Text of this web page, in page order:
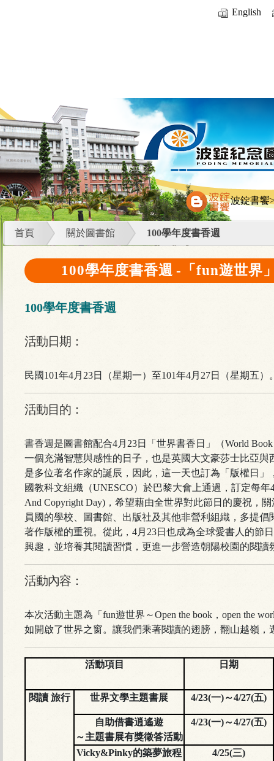
English
波錠書饗
首頁 關於圖書館 100學年度書香週
100學年度書香週 -「fun遊世界
100學年度書香週
活動日期：
民國101年4月23日（星期一）至101年4月27日（星期五）
活動目的：
書香週是圖書館配合4月23日「世界書香日」（World
一個充滿智慧與感性的日子，也是英國大文豪莎士比亞
是多位著名作家的誕辰，因此，這一天也訂為「版權日
國教科文組織（UNESCO）於巴黎大會上通過，訂定每
And Copyright Day)，希望藉由全世界對此節日的慶祝，
員國的學校、圖書館、出版社及其他非營利組織，多提
著作版權的重視。從此，4月23日也成為全球愛書人的節
興趣，並培養其閱讀習慣，更進一步營造朝陽校園的閱讀
活動內容：
本次活動主題為「fun遊世界～Open the book，open the
如開啟了世界之窗。讓我們乘著閱讀的翅膀，翻山越嶺，
活動項目 日期
閱讀 旅行 世界文學主題書展 4/23(一)～4/27(五)
自助借書逍遙遊
～主題書展有獎徵答活動
4/23(一)～4/27(五)
Vicky&Pinky的築夢旅程
4/25(三)